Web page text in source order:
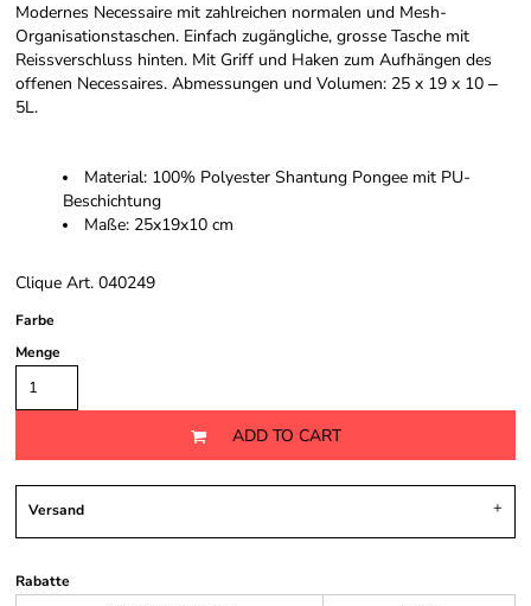
Modernes Necessaire mit zahlreichen normalen und Mesh-
Organisationstaschen. Einfach zugängliche, grosse Tasche mit
Reissverschluss hinten. Mit Griff und Haken zum Aufhängen des
offenen Necessaires. Abmessungen und Volumen: 25 x 19 x 10 ‒
5L.
Material: 100% Polyester Shantung Pongee mit PU-
Beschichtung
Maße: 25x19x10 cm
Clique Art. 040249
Farbe
Menge
ADD TO CART
Versand
Rabatte